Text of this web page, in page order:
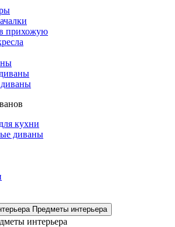
прихожую
кухни
диваны
Предметы интерьера